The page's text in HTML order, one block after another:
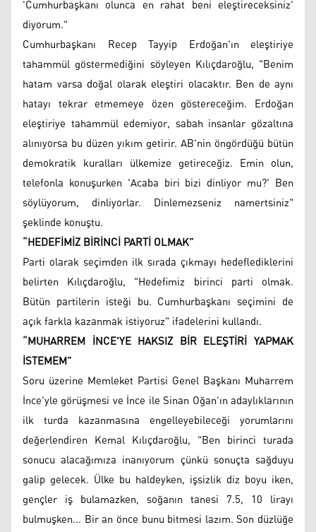
'Cumhurbaşkanı olunca en rahat beni eleştireceksiniz'
diyorum."
Cumhurbaşkanı Recep Tayyip Erdoğan'ın eleştiriye
tahammül göstermediğini söyleyen Kılıçdaroğlu, "Benim
hatam varsa doğal olarak eleştiri olacaktır. Ben de aynı
hatayı tekrar etmemeye özen göstereceğim. Erdoğan
eleştiriye tahammül edemiyor, sabah insanlar gözaltına
alınıyorsa bu düzen yıkım getirir. AB'nin öngördüğü bütün
demokratik kuralları ülkemize getireceğiz. Emin olun,
telefonla konuşurken 'Acaba biri bizi dinliyor mu?' Ben
söylüyorum, dinliyorlar. Dinlemezseniz namertsiniz"
şeklinde konuştu.
“HEDEFİMİZ BİRİNCİ PARTİ OLMAK”
Parti olarak seçimden ilk sırada çıkmayı hedeflediklerini
belirten Kılıçdaroğlu, "Hedefimiz birinci parti olmak.
Bütün partilerin isteği bu. Cumhurbaşkanı seçimini de
açık farkla kazanmak istiyoruz" ifadelerini kullandı.
“MUHARREM İNCE'YE HAKSIZ BİR ELEŞTİRİ YAPMAK
İSTEMEM”
Soru üzerine Memleket Partisi Genel Başkanı Muharrem
İnce'yle görüşmesi ve İnce ile Sinan Oğan'ın adaylıklarının
ilk turda kazanmasına engelleyebileceği yorumlarını
değerlendiren Kemal Kılıçdaroğlu, "Ben birinci turada
sonucu alacağımıza inanıyorum çünkü sonuçta sağduyu
galip gelecek. Ülke bu haldeyken, işsizlik diz boyu iken,
gençler iş bulamazken, soğanın tanesi 7.5, 10 lirayı
bulmuşken... Bir an önce bunu bitmesi lazım. Son düzlüğe